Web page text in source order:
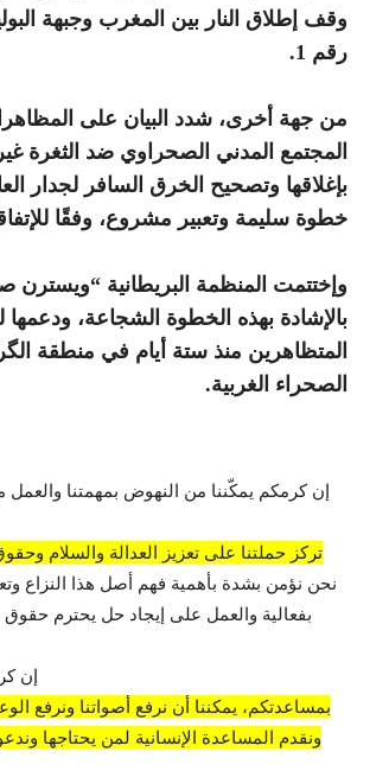
وقف إطلاق النار بين المغرب وجبهة
رقم 1.
من جهة أخرى، شدد البيان على
المجتمع المدني الصحراوي ضد الثغرة غير
بإغلاقها وتصحيح الخرق السافر لجدار
خطوة سليمة وتعبير مشروع، وفقًا
وإختتمت المنظمة البريطانية “ويسترن
بالإشادة بهذه الخطوة الشجاعة،
المتظاهرين منذ ستة أيام في منطقة
الصحراء الغربية.
إن كرمكم يمكّننا من النهوض بمهمتنا
تركز حملتنا على تعزيز العدالة والسلام
نحن نؤمن بشدة بأهمية فهم أصل هذا النزاع
بفعالية والعمل على إيجاد حل يحترم حقوق
إن
بمساعدتكم، يمكننا أن نرفع أصواتنا ونرفع
ونقدم المساعدة الإنسانية لمن يحتاجها